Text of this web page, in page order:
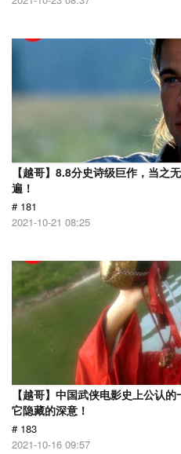
【越哥】8.8分史诗级巨作，当之
遍！
# 181
2021-10-21 08:25
【越哥】中国武侠电影史上公认
它隐藏的深意！
# 183
2021-10-16 09:57